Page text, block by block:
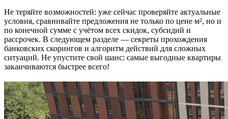
Не теряйте возможностей: уже сейчас проверяйте актуальные
условия, сравнивайте предложения не только по цене м², но и
по конечной сумме с учётом всех скидок, субсидий и
рассрочек. В следующем разделе — секреты прохождения
банковских скорингов и алгоритм действий для сложных
ситуаций. Не упустите свой шанс: самые выгодные квартиры
заканчиваются быстрее всего!